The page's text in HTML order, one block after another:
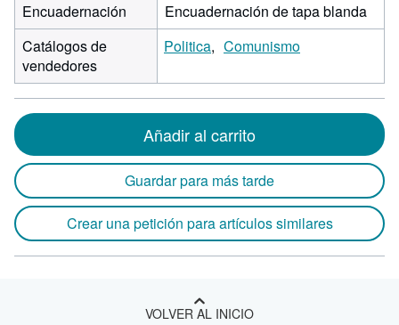
Encuadernación
Encuadernación de tapa blanda
Catálogos de
vendedores
Politica Comunismo
Añadir al carrito
Guardar para más tarde
Crear una petición para artículos similares
VOLVER AL INICIO